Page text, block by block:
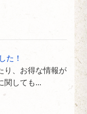
た！
り、お得な情報が
関しても...